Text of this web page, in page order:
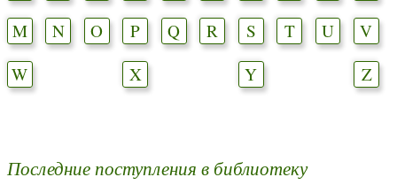
M
N O P Q R S T U
V
W
X Y Z
Последние поступления в библиотеку